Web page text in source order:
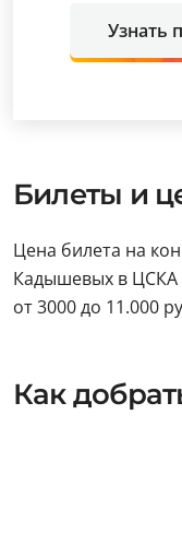
Узнать
Билеты и
Цена билета на
Кадышевых в ЦСКА
от 3000 до 11.000
Как